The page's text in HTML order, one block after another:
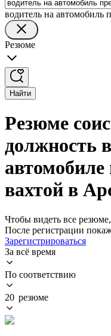
водитель на автомобиль
Резюме
Найти
Резюме
должность
вахтой в
Чтобы видеть все
После регистрации
Зарегистрироваться
За всё время
По соответствию
20 резюме